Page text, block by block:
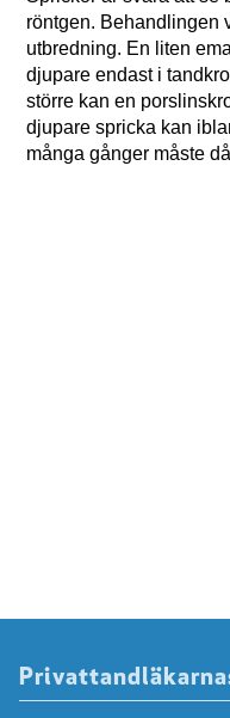
röntgen. Behandlingen
utbredning. En liten
djupare endast i
större kan en
djupare spricka kan
många gånger måste